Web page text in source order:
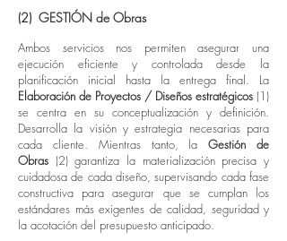
(2) GESTIÓN de Obras
Ambos servicios nos permiten asegurar una
ejecución eficiente y controlada desde la
planificación inicial hasta la entrega final. La
Elaboración de Proyectos / Diseños estratégicos (1)
se centra en su conceptualización y definición.
Desarrolla la visión y estrategia necesarias para
cada cliente. Mientras tanto, laGestión de
Obras (2) garantiza la materialización precisa y
cuidadosa de cada diseño, supervisando cada fase
constructiva para asegurar que se cumplan los
estándares más exigentes de calidad, seguridad y
la acotación del presupuesto anticipado.